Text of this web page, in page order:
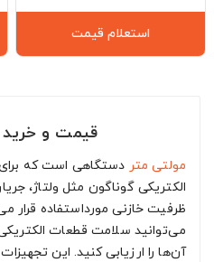
استعلام قیمت
قیمت و خرید
مولتی متر دستگاهی است که
الکتریکی گوناگون مثل ولتاژ،
ظرفیت خازنی مورداستفاده قرار
می‌توانید سلامت قطعات
آن‌ها را ارزیابی کنید. این